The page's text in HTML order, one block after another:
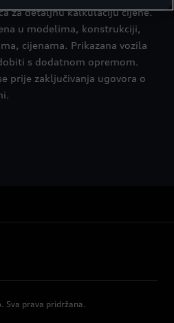
za detaljnu kalkulaciju cijene.
u modelima, konstrukciji,
cijenama. Prikazana vozila
s dodatnom opremom.
prije zaključivanja ugovora o
Sva prava pridržana.